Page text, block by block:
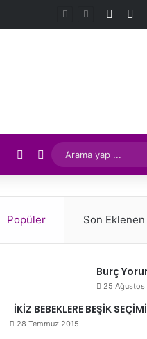
Rastgele Makale
Kenar Bölmesi
Popüler Son Eklenen
Burç
25 Ağustos
İKİZ BEBEKLERE BEŞİK SEÇİMİ
28 Temmuz 2015